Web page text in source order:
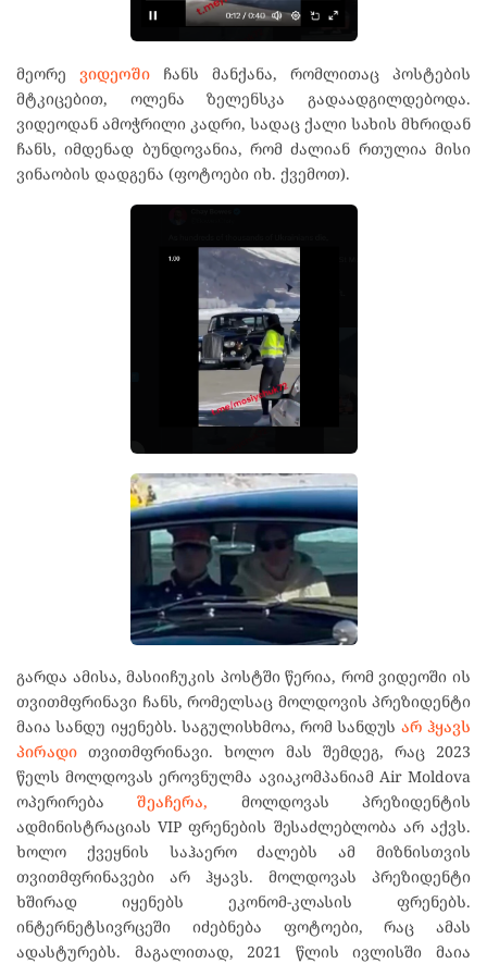
მეორე ვიდეოში ჩანს მანქანა, რომლითაც პოსტების
მტკიცებით, ოლენა ზელენსკა გადაადგილდებოდა.
ვიდეოდან ამოჭრილი კადრი, სადაც ქალი სახის მხრიდან
ჩანს, იმდენად ბუნდოვანია, რომ ძალიან რთულია მისი
ვინაობის დადგენა (ფოტოები იხ. ქვემოთ).
გარდა ამისა, მასიიჩუკის პოსტში წერია, რომ ვიდეოში ის
თვითმფრინავი ჩანს, რომელსაც მოლდოვის პრეზიდენტი
მაია სანდუ იყენებს. საგულისხმოა, რომ სანდუს არ ჰყავს
პირადი თვითმფრინავი. ხოლო მას შემდეგ, რაც 2023
წელს მოლდოვას ეროვნულმა ავიაკომპანიამ Air Moldova
ოპერირებაშეაჩერა, მოლდოვას პრეზიდენტის
ადმინისტრაციას VIP ფრენების შესაძლებლობა არ აქვს.
ხოლო ქვეყნის საჰაერო ძალებს ამ მიზნისთვის
თვითმფრინავები არ ჰყავს. მოლდოვას პრეზიდენტი
ხშირად იყენებს ეკონომ-კლასის ფრენებს.
ინტერნეტსივრცეში იძებნება ფოტოები, რაც ამას
ადასტურებს. მაგალითად, 2021 წლის ივლისში მაია